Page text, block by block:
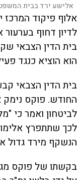
אלישע ירד בבית
אלוף פיקוד
לדיון דחוף בערעור
בית הדין הצבאי
הוא הוציא כנגד
בית הדין הצבאי
החודש. פוקס
לביטחון ואמר כי
לכך שתתפרץ
הנשקף מירד גדול
בקשתו של פוקס